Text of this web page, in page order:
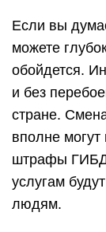
Если вы
можете
обойдется.
и без
стране.
вполне могут
штрафы
услугам
людям.